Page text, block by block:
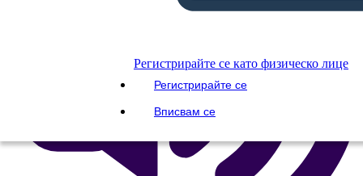
Регистрирайте се като физическо лице
Регистрирайте се
Вписвам се